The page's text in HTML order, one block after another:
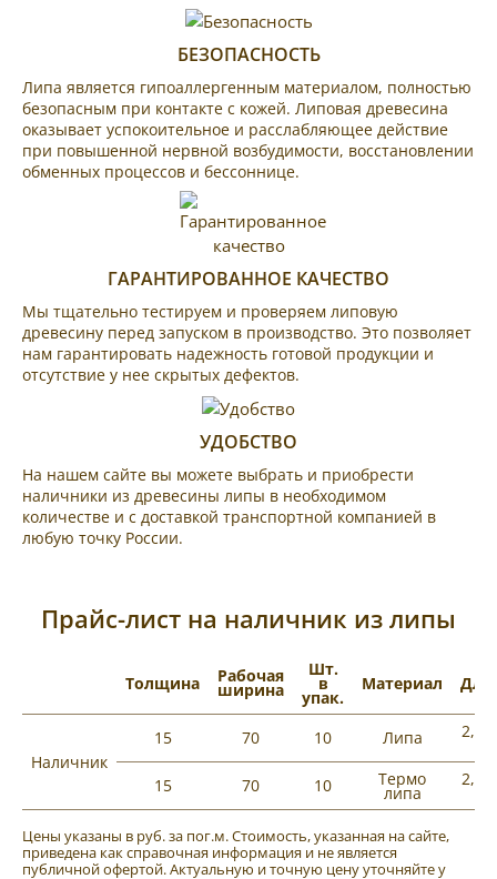
БЕЗОПАСНОСТЬ
Липа является гипоаллергенным материалом, полностью
безопасным при контакте с кожей. Липовая древесина
оказывает успокоительное и расслабляющее действие
при повышенной нервной возбудимости, восстановлении
обменных процессов и бессоннице.
ГАРАНТИРОВАННОЕ КАЧЕСТВО
Мы тщательно тестируем и проверяем липовую
древесину перед запуском в производство. Это позволяет
нам гарантировать надежность готовой продукции и
отсутствие у нее скрытых дефектов.
УДОБСТВО
На нашем сайте вы можете выбрать и приобрести
наличники из древесины липы в необходимом
количестве и с доставкой транспортной компанией в
любую точку России.
Прайс-лист на наличник из липы
Толщина Рабочая
ширина
Шт.
в
упак.
Материал
Наличник
15 70 10 Липа 2,0-
15
70 10 Термо
липа
2,0-
Цены указаны в руб. за пог.м. Стоимость, указанная на сайте,
приведена как справочная информация и не является
публичной офертой. Актуальную и точную цену уточняйте у